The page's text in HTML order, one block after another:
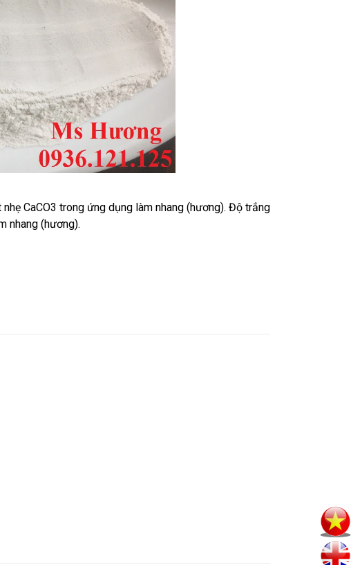
CaCO3 trong ứng dụng làm nhang (hương). Độ trắng
nhang (hương).